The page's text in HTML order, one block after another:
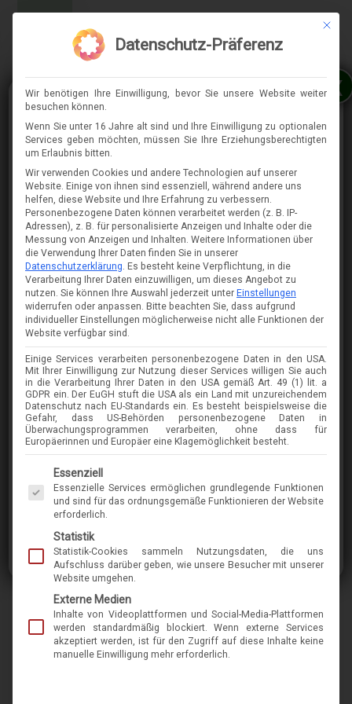
CALVIN-KLEIN
CK23548
im Menü finden Sie über 400 Modelle
Calvin Klein ist eine internationale Lifestyle-
Marke, die für mutige, progressive, oft auch
minimalistische Ästhetik steht. Sie möchte mit
provokativer Symbolik und auffallenden
Designs begeistern, inspirieren und Ihre Sinne
anregen. Diese Fassung unterstreicht Ihre
Individualität und Ihren Anspruch an Qualität.
Marke calvin-klein
x
Mit
Datenschutz-Präferenz
Wir benötigen Ihre Einwilligung, bevor Sie unsere Website weiter
besuchen können.
Wenn Sie unter 16 Jahre alt sind und Ihre Einwilligung zu optionalen
Services geben möchten, müssen Sie Ihre Erziehungsberechtigten
um Erlaubnis bitten.
Wir verwenden Cookies und andere Technologien auf unserer
Website. Einige von ihnen sind essenziell, während andere uns
helfen, diese Website und Ihre Erfahrung zu verbessern.
Personenbezogene Daten können verarbeitet werden (z. B. IP-
Adressen), z. B. für personalisierte Anzeigen und Inhalte oder die
Messung von Anzeigen und Inhalten. Weitere Informationen über
die Verwendung Ihrer Daten finden Sie in unserer
Datenschutzerklärung. Es besteht keine Verpflichtung, in die
Verarbeitung Ihrer Daten einzuwilligen, um dieses Angebot zu
nutzen. Sie können Ihre Auswahl jederzeit unter Einstellungen
widerrufen oder anpassen. Bitte beachten Sie, dass aufgrund
individueller Einstellungen möglicherweise nicht alle Funktionen der
Website verfügbar sind.
Einige Services verarbeiten personenbezogene Daten in den USA.
Mit Ihrer Einwilligung zur Nutzung dieser Services willigen Sie auch
in die Verarbeitung Ihrer Daten in den USA gemäß Art. 49 (1) lit. a
GDPR ein. Der EuGH stuft die USA als ein Land mit unzureichendem
Datenschutz nach EU-Standards ein. Es besteht beispielsweise die
Gefahr, dass US-Behörden personenbezogene Daten in
Überwachungsprogrammen verarbeiten, ohne dass für
Europäerinnen und Europäer eine Klagemöglichkeit besteht.
Es folgt eine Liste der Service-Gruppen, für die eine Einwilligung erteilt werden kann. Die
Essenziell
Essenzielle Services ermöglichen grundlegende Funktionen
und sind für das ordnungsgemäße Funktionieren der Website
erforderlich.
Statistik
Statistik-Cookies sammeln Nutzungsdaten, die uns
Aufschluss darüber geben, wie unsere Besucher mit unserer
Website umgehen.
Externe Medien
Inhalte von Videoplattformen und Social-Media-Plattformen
werden standardmäßig blockiert. Wenn externe Services
akzeptiert werden, ist für den Zugriff auf diese Inhalte keine
manuelle Einwilligung mehr erforderlich.